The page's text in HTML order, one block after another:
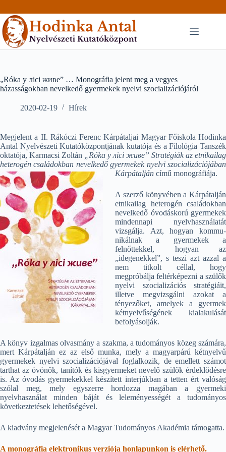
to
content
„Róka у лісі живе” … Monográfia jelent meg a vegyes
házasságokban nevelkedő gyermekek nyelvi szocializációjáról
2020-02-19 Hírek
Megjelent a II. Rákóczi Ferenc Kárpátaljai Magyar Főiskola Hodinka
Antal Nyelvészeti Kutatóközpontjának kutatója és a Filológia Tanszék
oktatója, Karmacsi Zoltán
„Róka у лісі живе” Stratégiák az etnikailag
heterogén családokban nevelkedő gyermekek nyelvi szocializációjában
Kárpátalján című monográfiája.
A szerző könyvében a Kárpátalján
etnikailag heterogén családokban
nevel­kedő óvodáskorú gyermekek
mindennapi nyelvhasználatát
vizsgálja. Azt, hogyan kom­mu­
nikálnak a gyermekek a
felnőttekkel, hogyan az
„idegenekkel”, s teszi azt azzal a
nem tit­kolt céllal, hogy
megpróbálja feltérképezni a szülők
nyelvi szocializációs stratégiáit,
illetve megvizsgálni azokat a
tényezőket, amelyek a gyermek
kétnyelvűségének kiala­kulását
befolyásolják.
A könyv izgalmas olvasmány a szakma, a tudományos közeg számára,
mert Kárpát­alján ez az első munka, mely a magyarpárú kétnyelvű
gyermekek nyelvi szocializációjával foglalkozik, de emellett számot
tarthat az óvónők, tanítók és kisgyermeket nevelő szülők érdeklődésre
is. Az óvodás gyermekekkel készített interjúkban a tetten ért valóság
szólal meg, mely egyszerre hordozza magában a gyermeki
nyelvhasználat minden báját és lele­ményességét a tudományos
következtetések lehetőségével.
A kiadvány megjelenését a Magyar Tudományos Akadémia támogatta.
A monográfia elektronikus verziója honlapunkon is elérhető.